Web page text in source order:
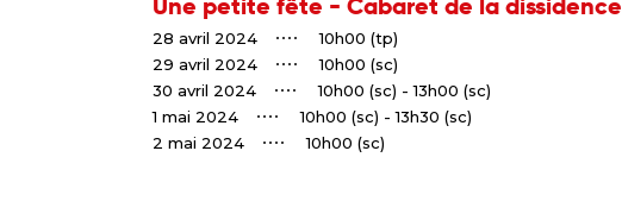
28 avril 2024
10h00 (tp)
29 avril 2024
10h00 (sc)
30 avril 2024
10h00 (sc) - 13h00 (sc)
1 mai 2024
10h00 (sc) - 13h30 (sc)
2 mai 2024
10h00 (sc)